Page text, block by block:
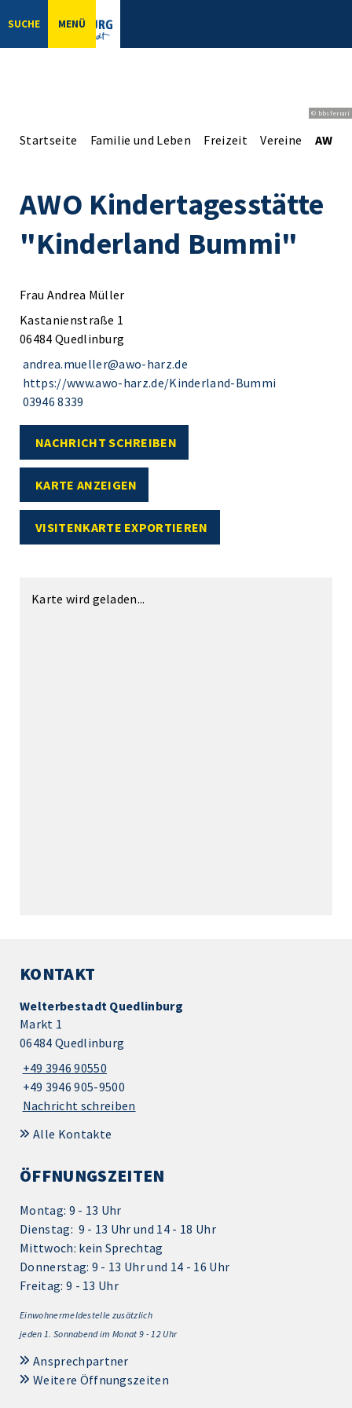
SUCHE MENÜ
© bbsferrari
Startseite Familie und Leben Freizeit Vereine AWO
AWO Kindertagesstätte
"Kinderland Bummi"
Frau Andrea Müller
Kastanienstraße 1
06484 Quedlinburg
andrea.mueller@awo-harz.de
https://www.awo-harz.de/Kinderland-Bummi
03946 8339
NACHRICHT SCHREIBEN
KARTE ANZEIGEN
VISITENKARTE EXPORTIEREN
Karte wird geladen...
KONTAKT
Welterbestadt Quedlinburg
Markt 1
06484 Quedlinburg
+49 3946 90550
+49 3946 905-9500
Nachricht schreiben
Alle Kontakte
ÖFFNUNGSZEITEN
Montag: 9 - 13 Uhr
Dienstag: 9 - 13 Uhr und 14 - 18 Uhr
Mittwoch: kein Sprechtag
Donnerstag: 9 - 13 Uhr und 14 - 16 Uhr
Freitag: 9 - 13 Uhr
Einwohnermeldestelle zusätzlich
jeden 1. Sonnabend im Monat 9 - 12 Uhr
Ansprechpartner
Weitere Öffnungszeiten